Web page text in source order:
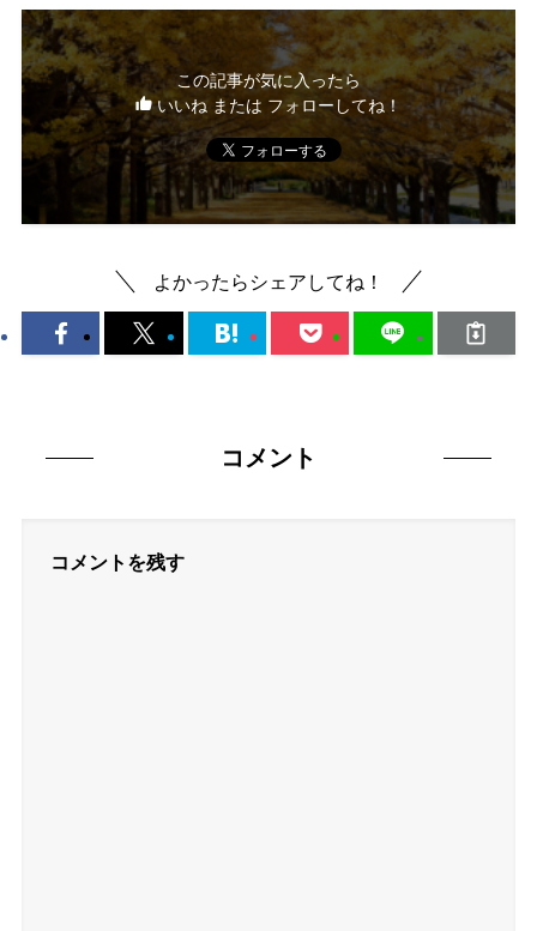
この記事が気に入ったら
いいね または フォローしてね！
よかったらシェアしてね！
コメント
コメントを残す